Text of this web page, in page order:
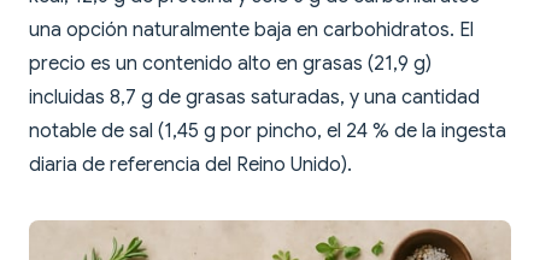
una opción naturalmente baja en carbohidratos. El
precio es un contenido alto en grasas (21,9 g)
incluidas 8,7 g de grasas saturadas, y una cantidad
notable de sal (1,45 g por pincho, el 24 % de la ingesta
diaria de referencia del Reino Unido).